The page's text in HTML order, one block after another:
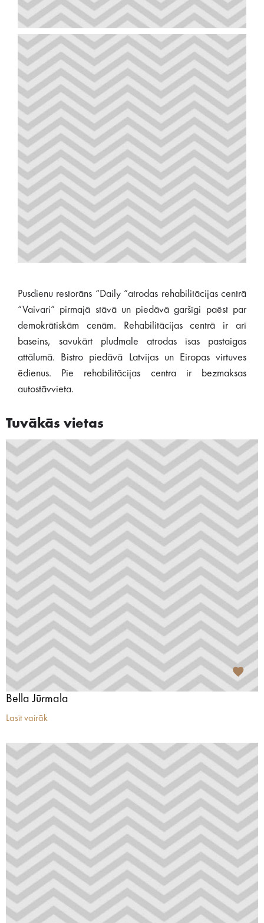
Pusdienu restorāns “Daily ”atrodas rehabilitācijas centrā
“Vaivari” pirmajā stāvā un piedāvā garšīgi paēst par
demokrātiskām cenām. Rehabilitācijas centrā ir arī
baseins, savukārt pludmale atrodas īsas pastaigas
attālumā. Bistro piedāvā Latvijas un Eiropas virtuves
ēdienus. Pie rehabilitācijas centra ir bezmaksas
autostāvvieta.
Tuvākās vietas
Bella Jūrmala
Lasīt vairāk